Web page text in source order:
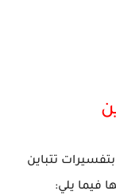
تتباين
فيما يلي: